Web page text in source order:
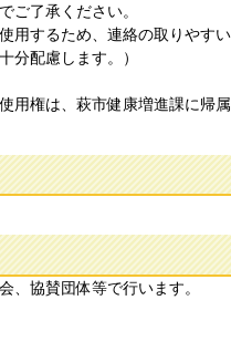
ご了承ください。
用するため、連絡の取りやすい
分配慮します。）
用権は、萩市健康増進課に帰属
、協賛団体等で行います。